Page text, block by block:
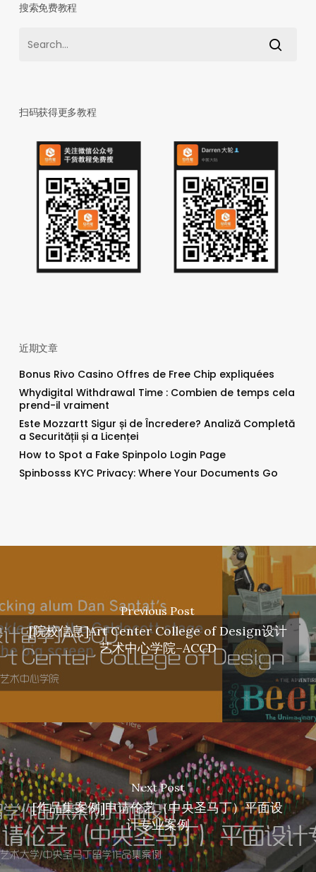
搜索免费教程
扫码获得更多教程
近期文章
Bonus Rivo Casino Offres de Free Chip expliquées
Whydigital Withdrawal Time : Combien de temps cela
prend-il vraiment
Este Mozzartt Sigur și de Încredere? Analiză Completă
a Securității și a Licenței
How to Spot a Fake Spinpolo Login Page
Spinbosss KYC Privacy: Where Your Documents Go
Previous Post
[院校信息]Art Center College of Design设计
艺术中心学院–ACCD
Next Post
[作品集案例]申请伦艺（中央圣马丁）平面设
计专业案例